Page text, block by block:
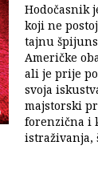
Hodočasnik
koji ne
tajnu
Američke
ali je prije
svoja
majstorski
forenzična i
istraživanja,